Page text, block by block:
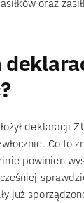
oraz
deklaracji
Co to
powinien
już